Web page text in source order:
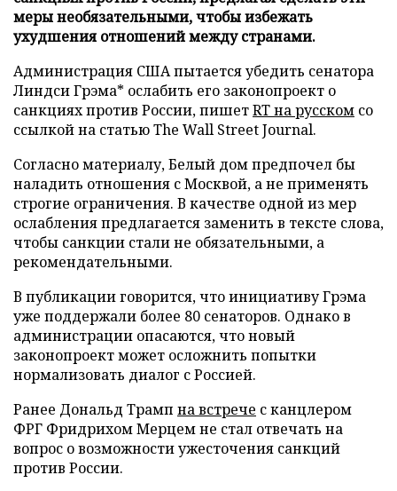
меры необязательными, чтобы избежать
ухудшения отношений между странами.
Администрация США пытается убедить сенатора
Линдси Грэма* ослабить его законопроект о
санкциях против России, пишетRT на русском со
ссылкой на статью The Wall Street Journal.
Согласно материалу, Белый дом предпочел бы
наладить отношения с Москвой, а не применять
строгие ограничения. В качестве одной из мер
ослабления предлагается заменить в тексте слова,
чтобы санкции стали не обязательными, а
рекомендательными.
В публикации говорится, что инициативу Грэма
уже поддержали более 80 сенаторов. Однако в
администрации опасаются, что новый
законопроект может осложнить попытки
нормализовать диалог с Россией.
Ранее Дональд Трамп на встрече с канцлером
ФРГ Фридрихом Мерцем не стал отвечать на
вопрос о возможности ужесточения санкций
против России.